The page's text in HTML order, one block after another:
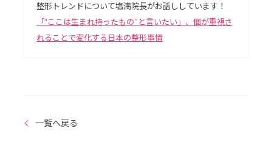
整形トレンドについて塩満院長がお話ししています！
「“ここは生まれ持ったもの”と言いたい」、個が重視さ
れることで変化する日本の整形事情
一覧へ戻る